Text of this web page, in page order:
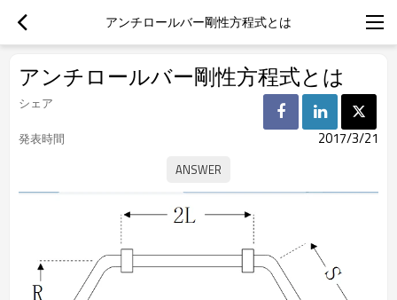
アンチロールバー剛性方程式とは
アンチロールバー剛性方程式とは
シェア
発表時間
2017/3/21